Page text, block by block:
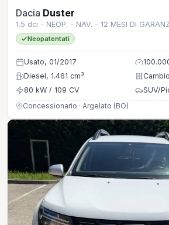
Dacia Duster
1.5 dci - NEOP. - NAV. - 12 MESI DI
Neopatentati
Usato, 01/2017
Diesel, 1.461 cm³
80 kW / 109 CV
SUV/
Concessionario · Argelato (BO)